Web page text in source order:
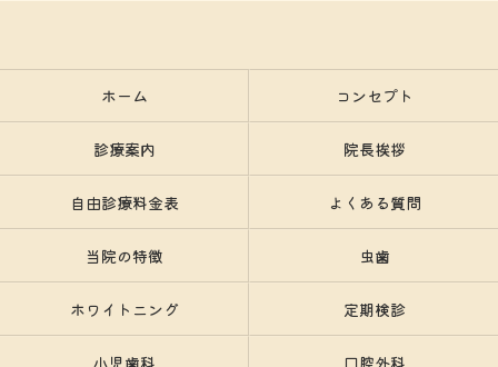
ホーム コンセプト
診療案内 院長挨拶
自由診療料金表 よくある質問
当院の特徴 虫歯
ホワイトニング 定期検診
小児歯科 口腔外科